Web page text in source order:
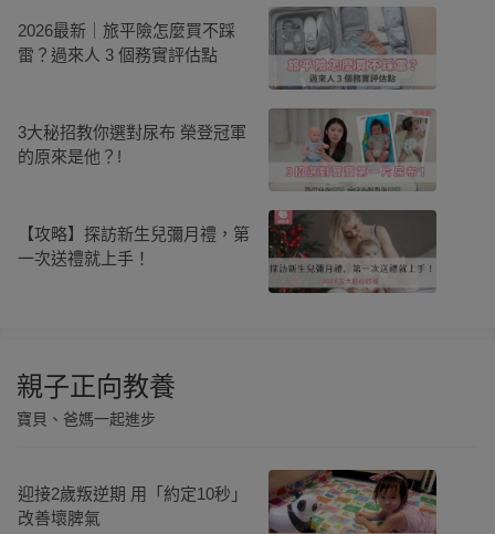
2026最新｜旅平險怎麼買不踩
雷？過來人 3 個務實評估點
3大秘招教你選對尿布 榮登冠軍
的原來是他？!
【攻略】探訪新生兒彌月禮，第
一次送禮就上手！
親子正向教養
寶貝、爸媽一起進步
迎接2歲叛逆期 用「約定10秒」
改善壞脾氣